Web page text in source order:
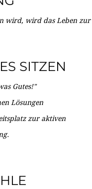
wird, wird das Leben zur
SITZEN
Gutes!"
Lösungen
zur aktiven